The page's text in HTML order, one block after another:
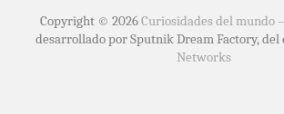
Copyright © 2026Curiosidades del mundo
desarrollado por Sputnik Dream Factory, del
Networks